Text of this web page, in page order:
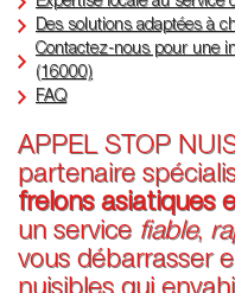
Des solutions adaptées à
Contactez-nous pour une
(16000)
FAQ
APPEL STOP
partenaire
frelons asiatiques
un service fiable,
vous débarrasser